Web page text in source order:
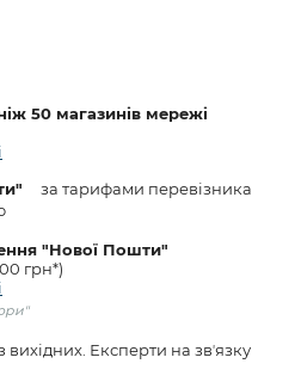
50 магазинів мережі
за тарифами перевізника
"Нової Пошти"
грн*)
Експерти на звʼязку